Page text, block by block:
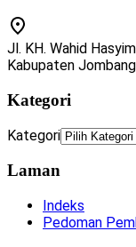
Jl. KH. Wahid
Kabupaten
Kategori
Kategori
Laman
Indeks
Pedoman